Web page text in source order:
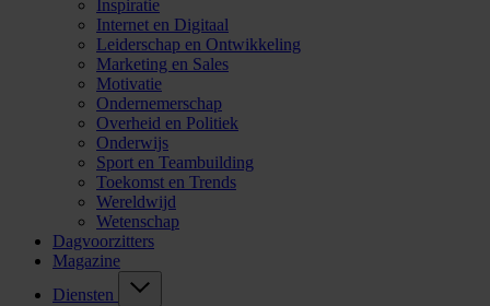
Inspiratie
Internet en Digitaal
Leiderschap en Ontwikkeling
Marketing en Sales
Motivatie
Ondernemerschap
Overheid en Politiek
Onderwijs
Sport en Teambuilding
Toekomst en Trends
Wereldwijd
Wetenschap
Dagvoorzitters
Magazine
Diensten